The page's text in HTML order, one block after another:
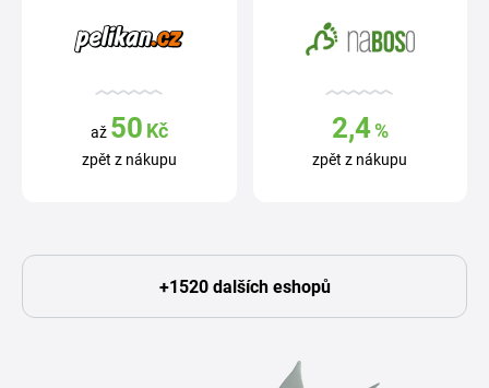
až 50 Kč
zpět z nákupu
2,4%
zpět z nákupu
+1520 dalších eshopů